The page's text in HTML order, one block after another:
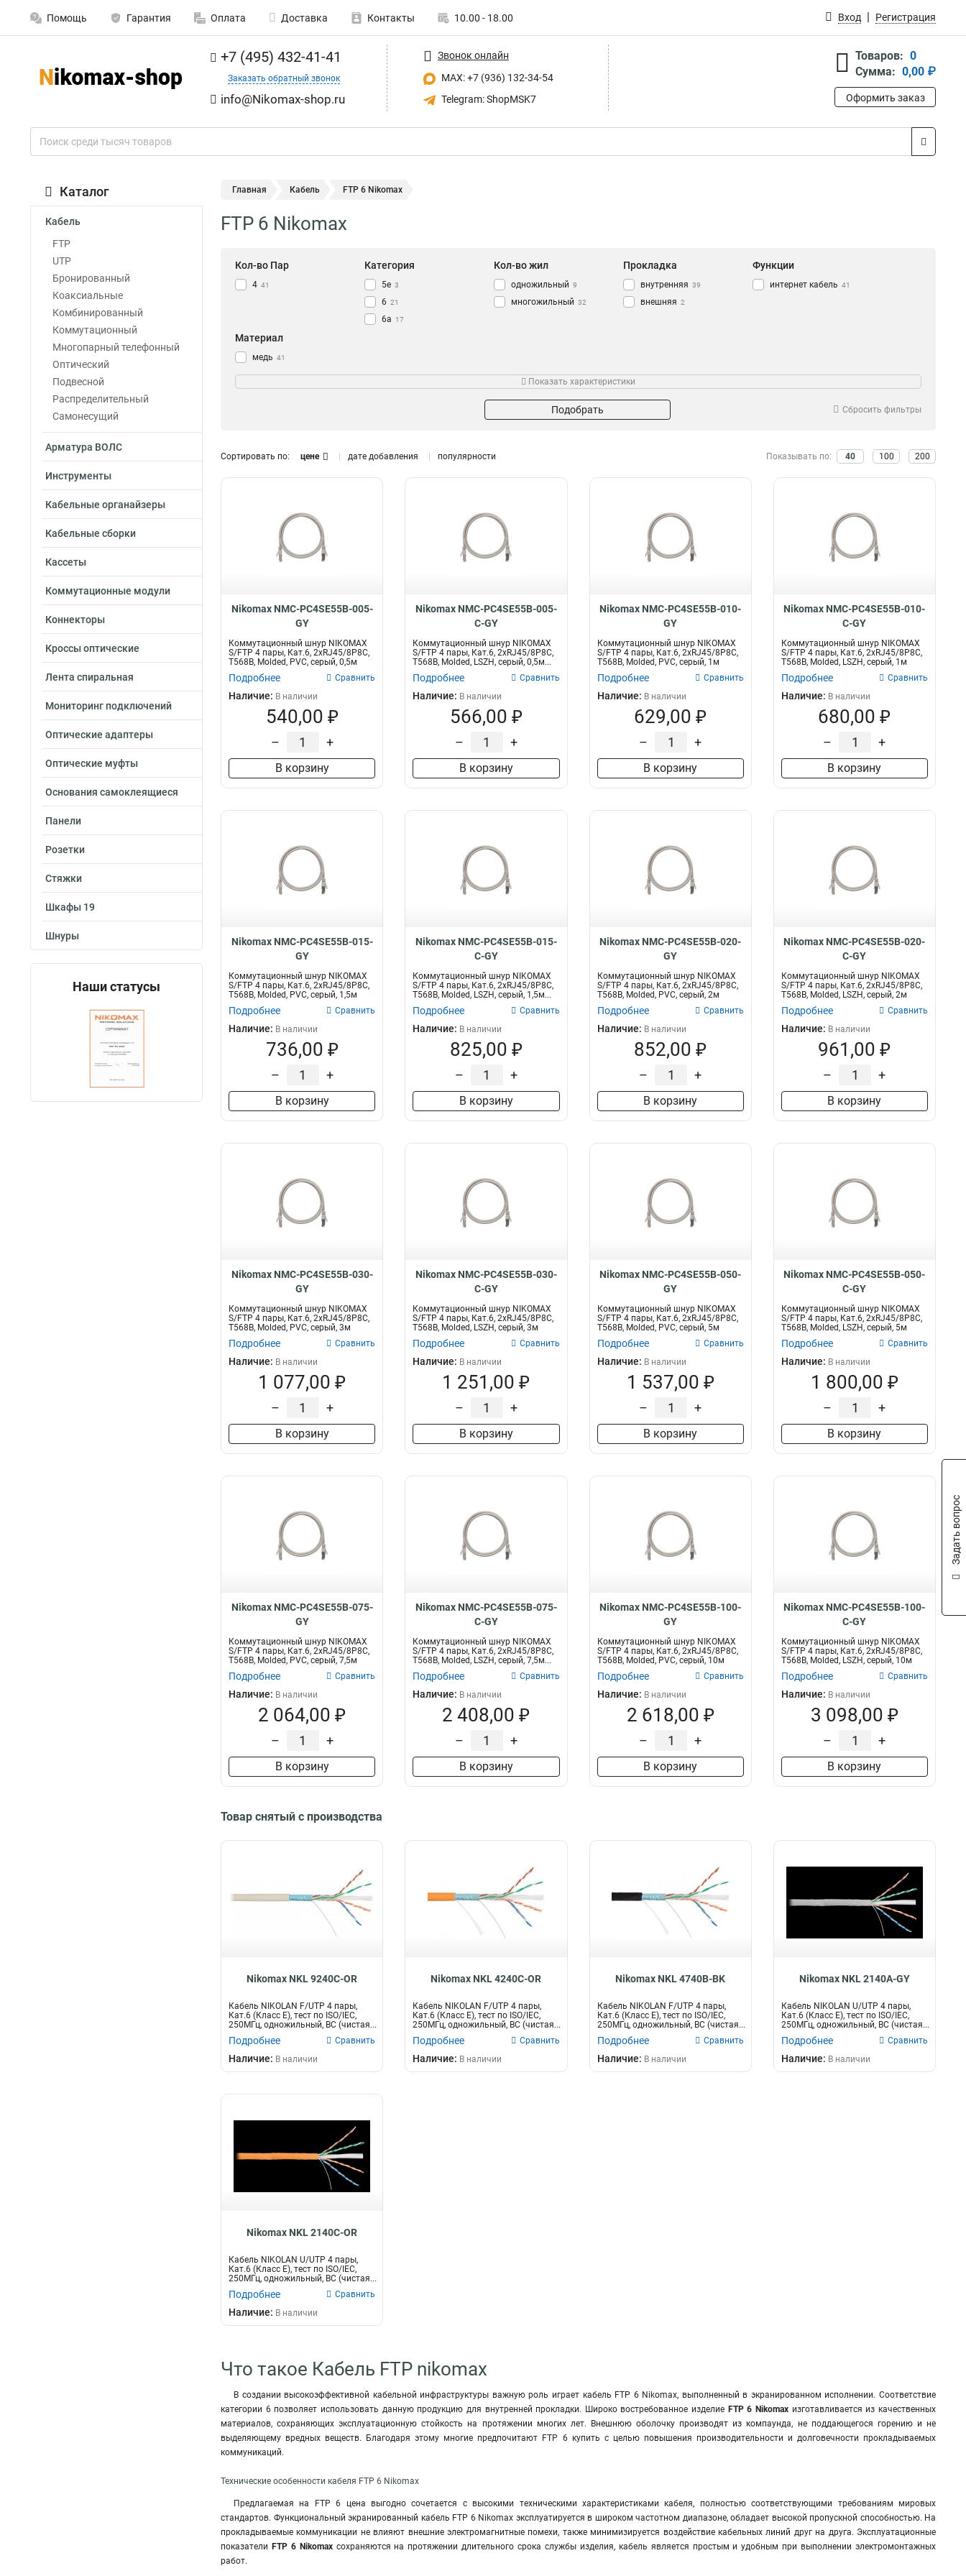
Помощь Гарантия Оплата Доставка Контакты 10.00 - 18.00 Вход Регистрация
+7 (495) 432-41-41
Заказать обратный звонок
info@Nikomax-shop.ru
Звонок онлайн
MAX: +7 (936) 132-34-54
Telegram: ShopMSK7
Товаров: 0
Сумма: 0,00 ₽
Оформить заказ
Каталог
Кабель
FTP
UTP
Бронированный
Коаксиальные
Комбинированный
Коммутационный
Многопарный телефонный
Оптический
Подвесной
Распределительный
Самонесущий
Арматура ВОЛС
Инструменты
Кабельные органайзеры
Кабельные сборки
Кассеты
Коммутационные модули
Коннекторы
Кроссы оптические
Лента спиральная
Мониторинг подключений
Оптические адаптеры
Оптические муфты
Основания самоклеящиеся
Панели
Розетки
Стяжки
Шкафы 19
Шнуры
Наши статусы
Главная Кабель FTP 6 Nikomax
FTP 6 Nikomax
Кол-во Пар
4 41
Категория
5e 3
6 21
6a 17
Кол-во жил
одножильный 9
многожильный 32
Прокладка
внутренняя 39
внешняя 2
Функции
интернет кабель 41
Материал
медь 41
Показать характеристики
Подобрать Сбросить фильтры
Сортировать по: цене дате добавления популярности Показывать по: 40 100 200
Nikomax NMC-PC4SE55B-005-
GY
Коммутационный шнур NIKOMAX
S/FTP 4 пары, Кат.6, 2хRJ45/8P8C,
T568B, Molded, PVC, серый, 0,5м
Подробнее Сравнить
Наличие: В наличии
540,00 ₽
– +
В корзину
Nikomax NMC-PC4SE55B-005-
C-GY
Коммутационный шнур NIKOMAX
S/FTP 4 пары, Кат.6, 2хRJ45/8P8C,
T568B, Molded, LSZH, серый, 0,5м...
Подробнее Сравнить
Наличие: В наличии
566,00 ₽
– +
В корзину
Nikomax NMC-PC4SE55B-010-
GY
Коммутационный шнур NIKOMAX
S/FTP 4 пары, Кат.6, 2хRJ45/8P8C,
T568B, Molded, PVC, серый, 1м
Подробнее Сравнить
Наличие: В наличии
629,00 ₽
– +
В корзину
Nikomax NMC-PC4SE55B-010-
C-GY
Коммутационный шнур NIKOMAX
S/FTP 4 пары, Кат.6, 2хRJ45/8P8C,
T568B, Molded, LSZH, серый, 1м
Подробнее Сравнить
Наличие: В наличии
680,00 ₽
– +
В корзину
Nikomax NMC-PC4SE55B-015-
GY
Коммутационный шнур NIKOMAX
S/FTP 4 пары, Кат.6, 2хRJ45/8P8C,
T568B, Molded, PVC, серый, 1,5м
Подробнее Сравнить
Наличие: В наличии
736,00 ₽
– +
В корзину
Nikomax NMC-PC4SE55B-015-
C-GY
Коммутационный шнур NIKOMAX
S/FTP 4 пары, Кат.6, 2хRJ45/8P8C,
T568B, Molded, LSZH, серый, 1,5м...
Подробнее Сравнить
Наличие: В наличии
825,00 ₽
– +
В корзину
Nikomax NMC-PC4SE55B-020-
GY
Коммутационный шнур NIKOMAX
S/FTP 4 пары, Кат.6, 2хRJ45/8P8C,
T568B, Molded, PVC, серый, 2м
Подробнее Сравнить
Наличие: В наличии
852,00 ₽
– +
В корзину
Nikomax NMC-PC4SE55B-020-
C-GY
Коммутационный шнур NIKOMAX
S/FTP 4 пары, Кат.6, 2хRJ45/8P8C,
T568B, Molded, LSZH, серый, 2м
Подробнее Сравнить
Наличие: В наличии
961,00 ₽
– +
В корзину
Nikomax NMC-PC4SE55B-030-
GY
Коммутационный шнур NIKOMAX
S/FTP 4 пары, Кат.6, 2хRJ45/8P8C,
T568B, Molded, PVC, серый, 3м
Подробнее Сравнить
Наличие: В наличии
1 077,00 ₽
– +
В корзину
Nikomax NMC-PC4SE55B-030-
C-GY
Коммутационный шнур NIKOMAX
S/FTP 4 пары, Кат.6, 2хRJ45/8P8C,
T568B, Molded, LSZH, серый, 3м
Подробнее Сравнить
Наличие: В наличии
1 251,00 ₽
– +
В корзину
Nikomax NMC-PC4SE55B-050-
GY
Коммутационный шнур NIKOMAX
S/FTP 4 пары, Кат.6, 2хRJ45/8P8C,
T568B, Molded, PVC, серый, 5м
Подробнее Сравнить
Наличие: В наличии
1 537,00 ₽
– +
В корзину
Nikomax NMC-PC4SE55B-050-
C-GY
Коммутационный шнур NIKOMAX
S/FTP 4 пары, Кат.6, 2хRJ45/8P8C,
T568B, Molded, LSZH, серый, 5м
Подробнее Сравнить
Наличие: В наличии
1 800,00 ₽
– +
В корзину
Nikomax NMC-PC4SE55B-075-
GY
Коммутационный шнур NIKOMAX
S/FTP 4 пары, Кат.6, 2хRJ45/8P8C,
T568B, Molded, PVC, серый, 7,5м
Подробнее Сравнить
Наличие: В наличии
2 064,00 ₽
– +
В корзину
Nikomax NMC-PC4SE55B-075-
C-GY
Коммутационный шнур NIKOMAX
S/FTP 4 пары, Кат.6, 2хRJ45/8P8C,
T568B, Molded, LSZH, серый, 7,5м...
Подробнее Сравнить
Наличие: В наличии
2 408,00 ₽
– +
В корзину
Nikomax NMC-PC4SE55B-100-
GY
Коммутационный шнур NIKOMAX
S/FTP 4 пары, Кат.6, 2хRJ45/8P8C,
T568B, Molded, PVC, серый, 10м
Подробнее Сравнить
Наличие: В наличии
2 618,00 ₽
– +
В корзину
Nikomax NMC-PC4SE55B-100-
C-GY
Коммутационный шнур NIKOMAX
S/FTP 4 пары, Кат.6, 2хRJ45/8P8C,
T568B, Molded, LSZH, серый, 10м
Подробнее Сравнить
Наличие: В наличии
3 098,00 ₽
– +
В корзину
Товар снятый с производства
Nikomax NKL 9240C-OR
Кабель NIKOLAN F/UTP 4 пары,
Кат.6 (Класс E), тест по ISO/IEC,
250МГц, одножильный, BC (чистая...
Подробнее Сравнить
Наличие: В наличии
Nikomax NKL 4240C-OR
Кабель NIKOLAN F/UTP 4 пары,
Кат.6 (Класс E), тест по ISO/IEC,
250МГц, одножильный, BC (чистая...
Подробнее Сравнить
Наличие: В наличии
Nikomax NKL 4740B-BK
Кабель NIKOLAN F/UTP 4 пары,
Кат.6 (Класс E), тест по ISO/IEC,
250МГц, одножильный, BC (чистая...
Подробнее Сравнить
Наличие: В наличии
Nikomax NKL 2140A-GY
Кабель NIKOLAN U/UTP 4 пары,
Кат.6 (Класс E), тест по ISO/IEC,
250МГц, одножильный, BC (чистая...
Подробнее Сравнить
Наличие: В наличии
Nikomax NKL 2140C-OR
Кабель NIKOLAN U/UTP 4 пары,
Кат.6 (Класс E), тест по ISO/IEC,
250МГц, одножильный, BC (чистая...
Подробнее Сравнить
Наличие: В наличии
Что такое Кабель FTP nikomax
В создании высокоэффективной кабельной инфраструктуры важную роль играет кабель FTP 6 Nikomax, выполненный в экранированном исполнении. Соответствие
категории 6 позволяет использовать данную продукцию для внутренней прокладки. Широко востребованное изделие FTP 6 Nikomax изготавливается из качественных
материалов, сохраняющих эксплуатационную стойкость на протяжении многих лет. Внешнюю оболочку производят из компаунда, не поддающегося горению и не
выделяющему вредных веществ. Благодаря этому многие предпочитают FTP 6 купить с целью повышения производительности и долговечности прокладываемых
коммуникаций.
Технические особенности кабеля FTP 6 Nikomax
Предлагаемая на FTP 6 цена выгодно сочетается с высокими техническими характеристиками кабеля, полностью соответствующими требованиям мировых
стандартов. Функциональный экранированный кабель FTP 6 Nikomax эксплуатируется в широком частотном диапазоне, обладает высокой пропускной способностью. На
прокладываемые коммуникации не влияют внешние электромагнитные помехи, также минимизируется воздействие кабельных линий друг на друга. Эксплуатационные
показатели FTP 6 Nikomax сохраняются на протяжении длительного срока службы изделия, кабель является простым и удобным при выполнении электромонтажных
работ.
Задать вопрос